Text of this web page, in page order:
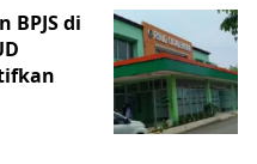
BPJS di